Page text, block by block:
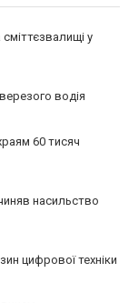
у
водія
60 тисяч
насильство
цифрової техніки